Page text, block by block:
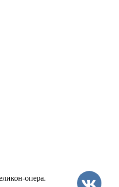
опера.